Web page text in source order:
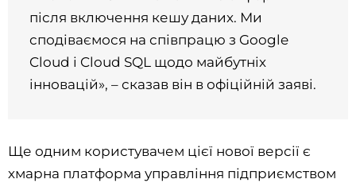
після включення кешу даних. Ми
сподіваємося на співпрацю з Google
Cloud і Cloud SQL щодо майбутніх
інновацій», – сказав він в офіційній заяві.
Ще одним користувачем цієї нової версії є
хмарна платформа управління підприємством